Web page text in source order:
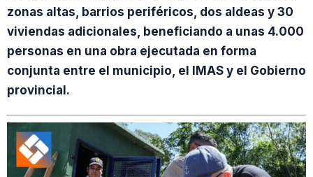
zonas altas, barrios periféricos, dos aldeas y 30
viviendas adicionales, beneficiando a unas 4.000
personas en una obra ejecutada en forma
conjunta entre el municipio, el IMAS y el Gobierno
provincial.